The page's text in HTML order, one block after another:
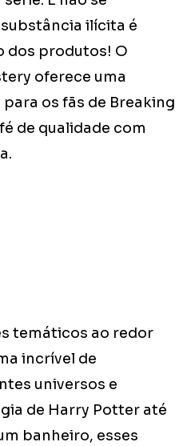
ilícita é
dos produtos! O
oferece uma
os fãs de Breaking
de qualidade com
temáticos ao redor
incrível de
universos e
de Harry Potter até
banheiro, esses